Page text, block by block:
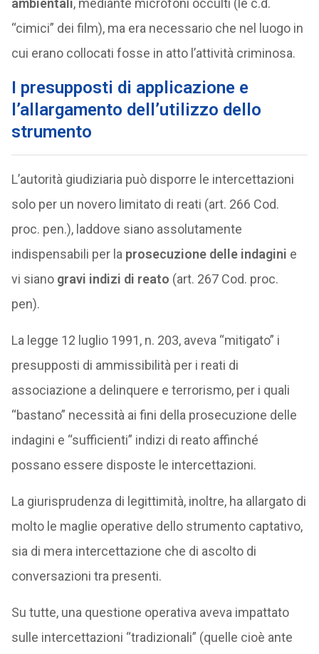
ambientali, mediante microfoni occulti (le c.d.
“cimici” dei film), ma era necessario che nel luogo in
cui erano collocati fosse in atto l’attività criminosa.
I presupposti di applicazione e
l’allargamento dell’utilizzo dello
strumento
L’autorità giudiziaria può disporre le intercettazioni
solo per un novero limitato di reati (art. 266 Cod.
proc. pen.), laddove siano assolutamente
indispensabili per la prosecuzione delle indagini e
vi siano gravi indizi di reato (art. 267 Cod. proc.
pen).
La legge 12 luglio 1991, n. 203, aveva “mitigato” i
presupposti di ammissibilità per i reati di
associazione a delinquere e terrorismo, per i quali
“bastano” necessità ai fini della prosecuzione delle
indagini e “sufficienti” indizi di reato affinché
possano essere disposte le intercettazioni.
La giurisprudenza di legittimità, inoltre, ha allargato di
molto le maglie operative dello strumento captativo,
sia di mera intercettazione che di ascolto di
conversazioni tra presenti.
Su tutte, una questione operativa aveva impattato
sulle intercettazioni “tradizionali” (quelle cioè ante